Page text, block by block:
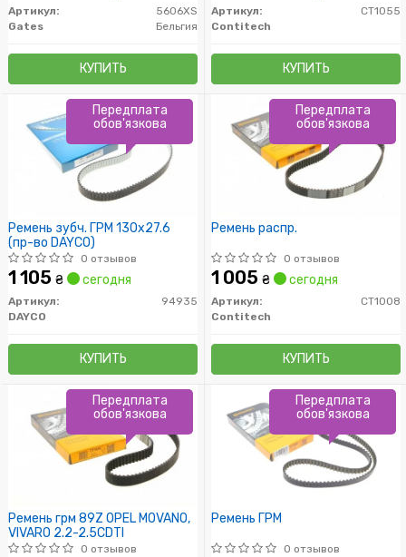
Артикул:
5606XS
Gates
Бельгия
КУПИТЬ
Артикул:
CT1055
Contitech
КУПИТЬ
Ремень зубч. ГРМ 130x27.6
(пр-во DAYCO)
0 отзывов
1 105 ₴ сегодня
Артикул:
94935
DAYCO
КУПИТЬ
Передплата
обов'язкова
Ремень распр.
0 отзывов
1 005 ₴ сегодня
Артикул:
CT1008
Contitech
КУПИТЬ
Передплата
обов'язкова
Ремень грм 89Z OPEL MOVANO,
VIVARO 2.2-2.5CDTI
0 отзывов
Передплата
обов'язкова
Ремень ГРМ
0 отзывов
Передплата
обов'язкова